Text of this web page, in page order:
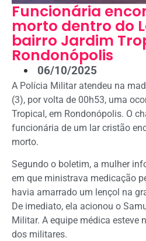
Funcionária
morto dentro do
bairro Jardim
Rondonópolis
06/10/2025
A Polícia Militar atendeu na
(3), por volta de 00h53, uma
Tropical, em Rondonópolis. O
funcionária de um lar cristão
morto.
Segundo o boletim, a mulher
em que ministrava medicação
havia amarrado um lençol na
De imediato, ela acionou o
Militar. A equipe médica esteve
dos militares.